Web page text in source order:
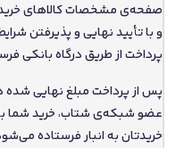
صفحه‌ی مشخصات کالاهای
و با تأیید نهایی و پذیرفتن
پرداخت از طریق درگاه بانکی
پس از پرداخت مبلغ نهایی شده
عضو شبکه‌ی شتاب، خرید شما
خریدتان به انبار فرستاده